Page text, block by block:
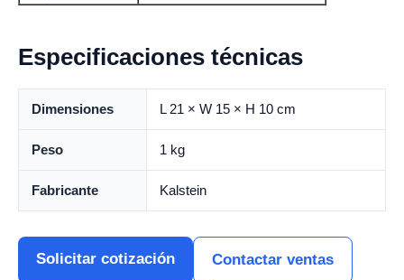
Especificaciones técnicas
Dimensiones L 21 × W 15 × H 10 cm
Peso 1 kg
Fabricante Kalstein
Solicitar cotización Contactar ventas